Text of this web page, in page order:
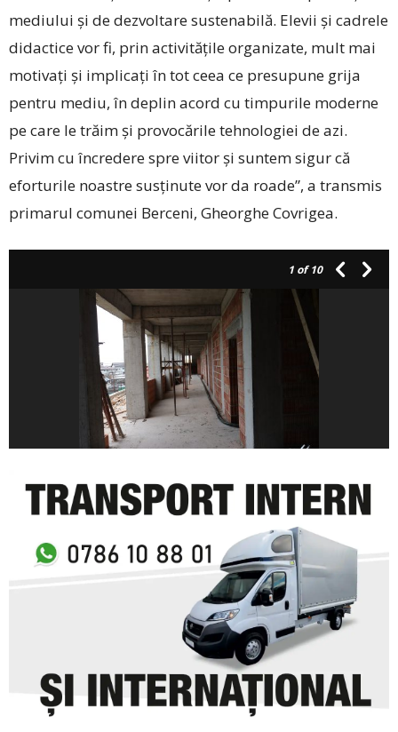
mediului și de dezvoltare sustenabilă. Elevii și cadrele
didactice vor fi, prin activitățile organizate, mult mai
motivați și implicați în tot ceea ce presupune grija
pentru mediu, în deplin acord cu timpurile moderne
pe care le trăim și provocările tehnologiei de azi.
Privim cu încredere spre viitor și suntem sigur că
eforturile noastre susținute vor da roade”, a transmis
primarul comunei Berceni, Gheor­ghe Covrigea.
1 of 10